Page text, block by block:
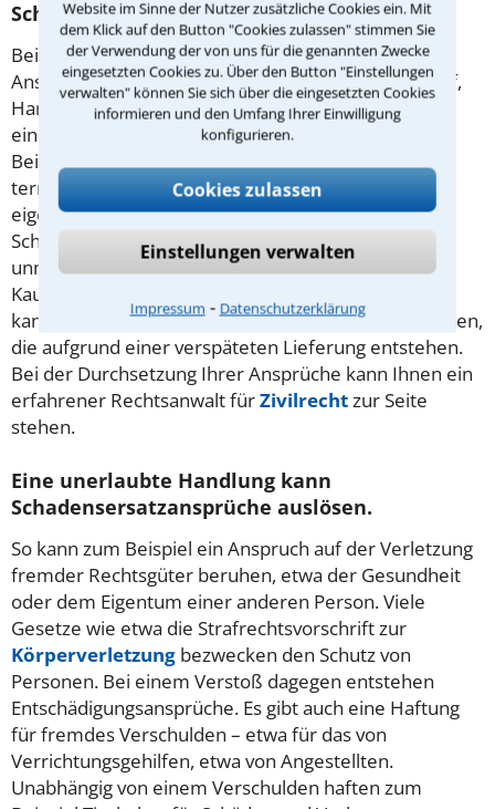
Website im Sinne der Nutzer zusätzliche Cookies ein. Mit
dem Klick auf den Button "Cookies zulassen" stimmen Sie
der Verwendung der von uns für die genannten Zwecke
eingesetzten Cookies zu. Über den Button "Einstellungen
verwalten" können Sie sich über die eingesetzten Cookies
informieren und den Umfang Ihrer Einwilligung
konfigurieren.
Cookies zulassen
Einstellungen verwalten
Impressum ⁃ Datenschutzerklärung
Schadensersatz verlangen?
Bei allen Vertragstypen kann es zu derartigen
Ansprüchen kommen – zum Beispiel beim Autokauf,
Handwerkerauftrag oderMietvertrag. Dazu muss
eine Verletzung von Vertragspflichten vorliegen:
Beispiel: EinVermieterübergibt die Wohnung nicht
termingerecht, es fallen Hotelkosten an. Statt der
eigentlichen vertraglichen Leistung kann ein
Schadensersatzanspruch bestehen, wenn diese
unmöglich ist – etwa durch Zerstörung des
Kaufobjekts. Auch neben der vertraglichen Leistung
kann es Entschädigungsansprüche geben, etwa Kosten,
die aufgrund einer verspäteten Lieferung entstehen.
Bei der Durchsetzung Ihrer Ansprüche kann Ihnen ein
erfahrener Rechtsanwalt fürZivilrechtzur Seite
stehen.
Eine unerlaubte Handlung kann
Schadensersatzansprüche auslösen.
So kann zum Beispiel ein Anspruch auf der Verletzung
fremder Rechtsgüter beruhen, etwa der Gesundheit
oder dem Eigentum einer anderen Person. Viele
Gesetze wie etwa die Strafrechtsvorschrift zur
Körperverletzung bezwecken den Schutz von
Personen. Bei einem Verstoß dagegen entstehen
Entschädigungsansprüche. Es gibt auch eine Haftung
für fremdes Verschulden – etwa für das von
Verrichtungsgehilfen, etwa von Angestellten.
Unabhängig von einem Verschulden haften zum